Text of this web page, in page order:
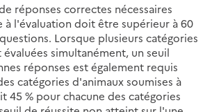
réponses correctes nécessaires
à l'évaluation doit être supérieur à 60
Lorsque plusieurs catégories
simultanément, un seuil
réponses est également requis
catégories d'animaux soumises à
45 % pour chacune des catégories